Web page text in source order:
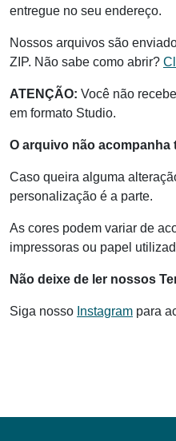
entregue no seu endereço.
Nossos arquivos são
ZIP. Não sabe como abrir?
ATENÇÃO: Você não
em formato Studio.
O arquivo não acompanha
Caso queira alguma
personalização é a parte.
As cores podem variar de
impressoras ou papel
Não deixe de ler nossos
Siga nosso Instagram para